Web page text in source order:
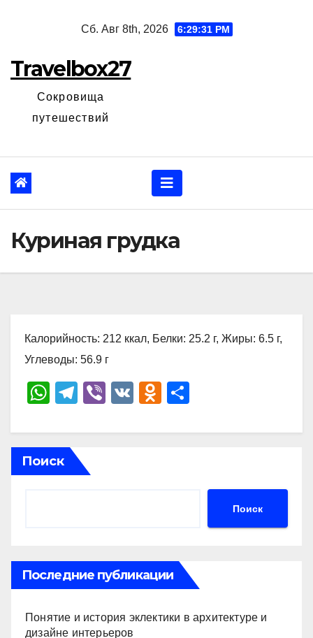
Сб. Авг 8th, 2026 6:29:32 PM
Travelbox27
Сокровища
путешествий
Куриная грудка
Калорийность: 212 ккал, Белки: 25.2 г, Жиры: 6.5 г,
Углеводы: 56.9 г
W
at
s
A
T
e
gr
a
Vi
er
V
O
n
ki
р
ть
Поиск
Поиск
Последние публикации
Понятие и история эклектики в архитектуре и
дизайне интерьеров